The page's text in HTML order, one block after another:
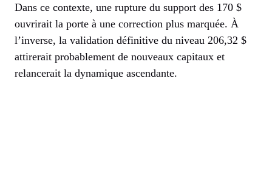
Dans ce contexte, une rupture du support des 170 $
ouvrirait la porte à une correction plus marquée. À
l’inverse, la validation définitive du niveau 206,32 $
attirerait probablement de nouveaux capitaux et
relancerait la dynamique ascendante.